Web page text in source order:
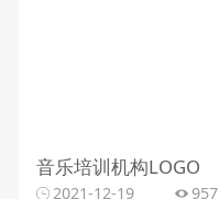
音乐培训机构LOGO
2021-12-19 957